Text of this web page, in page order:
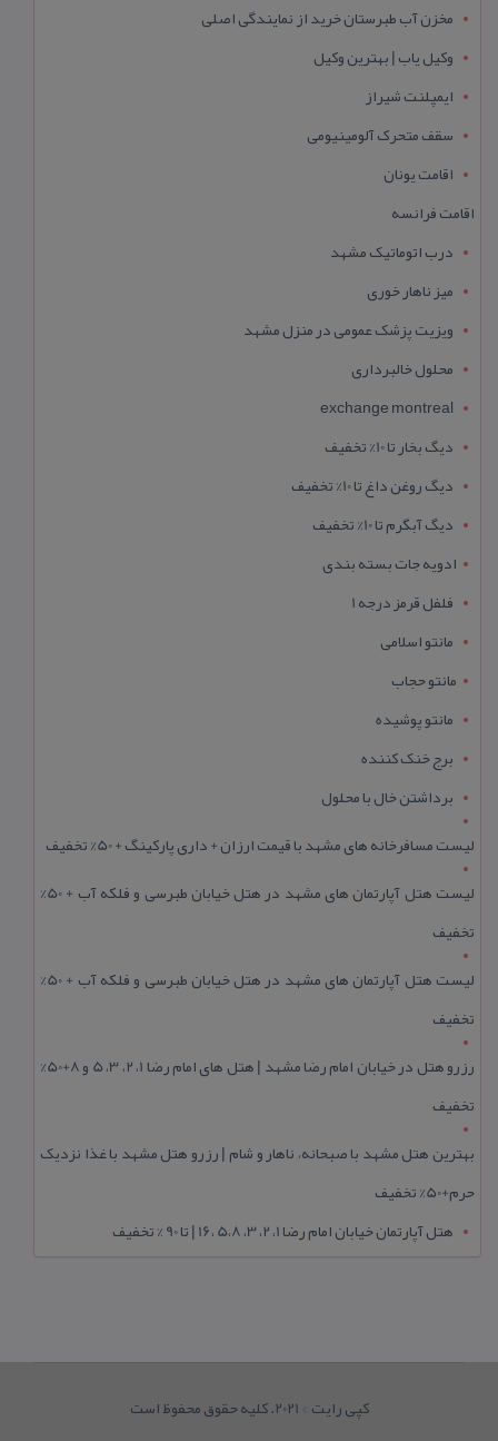
مخزن آب طبرستان خرید از نمایندگی اصلی
وکیل یاب | بهترین وکیل
ایمپلنت شیراز
سقف متحرک آلومینیومی
اقامت یونان
اقامت فرانسه
درب اتوماتیک مشهد
میز ناهار خوری
ویزیت پزشک عمومی در منزل مشهد
محلول خالبرداری
exchange montreal
دیگ بخار تا 10% تخفیف
دیگ روغن داغ تا 10% تخفیف
دیگ آبگرم تا 10% تخفیف
ادویه جات بسته بندی
فلفل قرمز درجه 1
مانتو اسلامی
مانتو حجاب
مانتو پوشیده
برج خنک کننده
برداشتن خال با محلول
لیست مسافرخانه های مشهد با قیمت ارزان + داری پارکینگ + 50% تخفیف
لیست هتل آپارتمان های مشهد در هتل خیابان طبرسی و فلکه آب + 50%
تخفیف
لیست هتل آپارتمان های مشهد در هتل خیابان طبرسی و فلکه آب + 50%
تخفیف
رزرو هتل در خیابان امام رضا مشهد | هتل‌ های امام رضا 1، 2، 3، 5 و 8+50%
تخفیف
بهترین هتل مشهد با صبحانه، ناهار و شام | رزرو هتل مشهد با غذا نزدیک
حرم+50% تخفیف
هتل آپارتمان خیابان امام رضا 1، 2، 3، 5،8 ،16 | تا 90 % تخفیف
کپی رایت © 2021. کلیه حقوق محفوظ است